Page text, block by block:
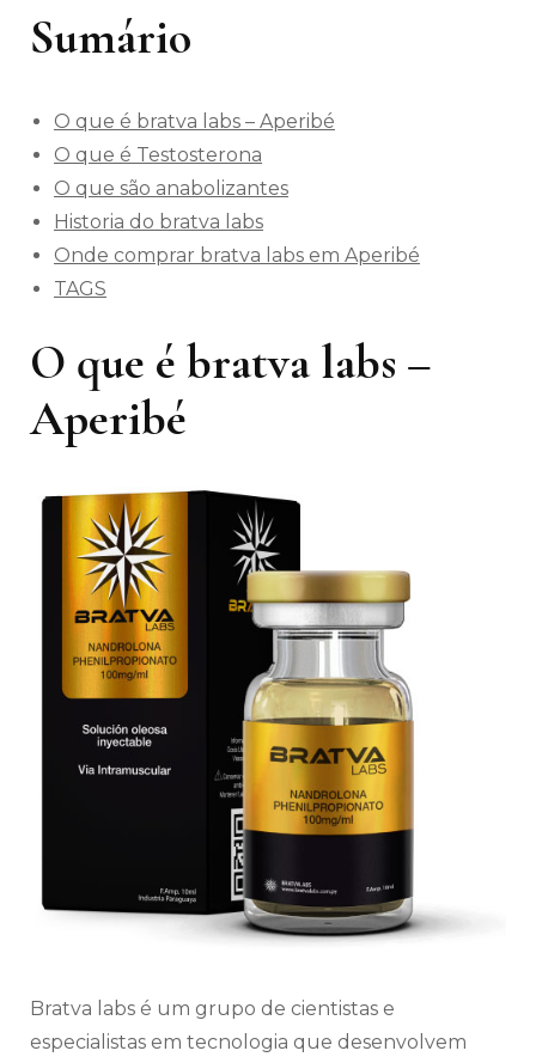
Sumário
O que é bratva labs – Aperibé
O que é Testosterona
O que são anabolizantes
Historia do bratva labs
Onde comprar bratva labs em Aperibé
TAGS
O que é bratva labs –
Aperibé
Bratva labs é um grupo de cientistas e
especialistas em tecnologia que desenvolvem